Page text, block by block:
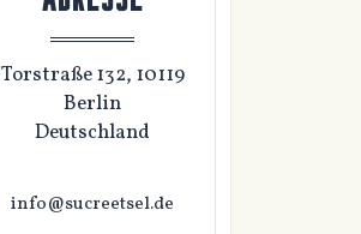
Torstraße 132, 10119
Berlin
Deutschland
info@sucreetsel.de